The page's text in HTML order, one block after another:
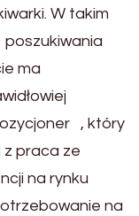
W takim
ma
, który
z praca ze
na rynku
na